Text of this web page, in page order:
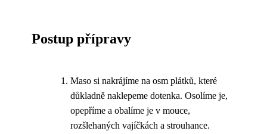
Postup přípravy
Maso si nakrájíme na osm plátků, které
důkladně naklepeme dotenka. Osolíme je,
opepříme a obalíme je v mouce,
rozšlehaných vajíčkách a strouhance.